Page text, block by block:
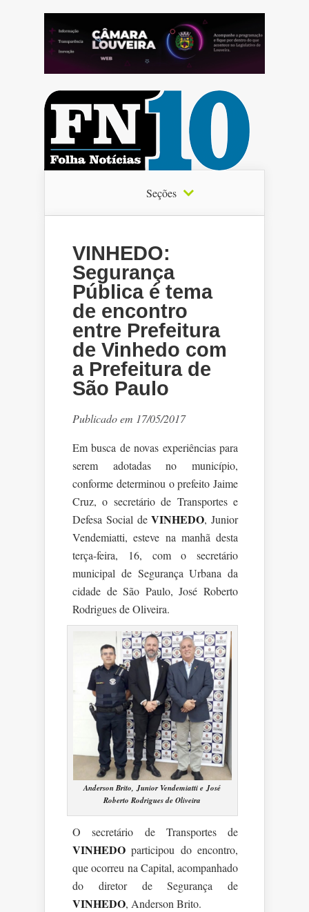
Seções
VINHEDO:
Segurança
Pública é tema
de encontro
entre Prefeitura
de Vinhedo com
a Prefeitura de
São Paulo
Publicado em 17/05/2017
Em busca de novas experiências para
serem adotadas no município,
conforme determinou o prefeito Jaime
Cruz, o secretário de Transportes e
Defesa Social deVINHEDO, Junior
Vendemiatti, esteve na manhã desta
terça-feira, 16, com o secretário
municipal de Segurança Urbana da
cidade de São Paulo, José Roberto
Rodrigues de Oliveira.
Anderson Brito, Junior Vendemiatti e José
Roberto Rodrigues de Oliveira
O secretário de Transportes de
VINHEDO participou do encontro,
que ocorreu na Capital, acompanhado
do diretor de Segurança de
VINHEDO, Anderson Brito.